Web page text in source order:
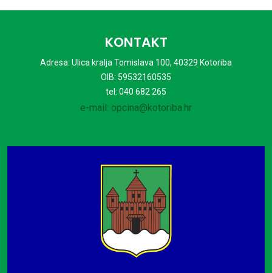
KONTAKT
Adresa: Ulica kralja Tomislava 100, 40329 Kotoriba
OIB: 59532160535
tel: 040 682 265
e-mail: opcina@kotoriba.hr